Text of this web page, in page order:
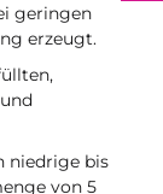
geringen
erzeugt.
niedrige bis
von 5